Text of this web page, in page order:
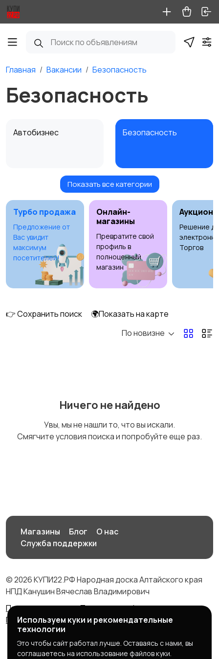
Главная Вакансии Безопасность
Безопасность
Автобизнес Безопасность
Бытовые услуги и
клининг
Высший менеджмент
Госслужба
Добыча сырья,
энергетика
Образование и наука
Перевозки, склад,
закупки
Продажи
Производство
Рестораны и
общепит
Показать все категории
Турбо продажа
Предложение от
Вас увидит
максимум
посетителей!
Онлайн-
магазины
Превратите свой
профиль в
полноценный
магазин
Аукционы
Решение
Торгов
👉 Сохранить поиск
🌍Показать на карте
По новизне
Ничего не найдено
Увы, мы не нашли то, что вы искали.
Смягчите условия поиска и попробуйте еще раз.
Магазины Блог
О нас
Служба поддержки
© 2026 КУПИ22.РФ Народная доска Алтайского края
НПД Канушин Вячеслав Владимирович
Правила сервиса
Политика конфиденциальности
Политика использования cookie
Используем куки и рекомендательные
технологии
Это чтобы сайт работал лучше. Оставаясь с нами, вы
соглашаетесь на использование файлов куки.